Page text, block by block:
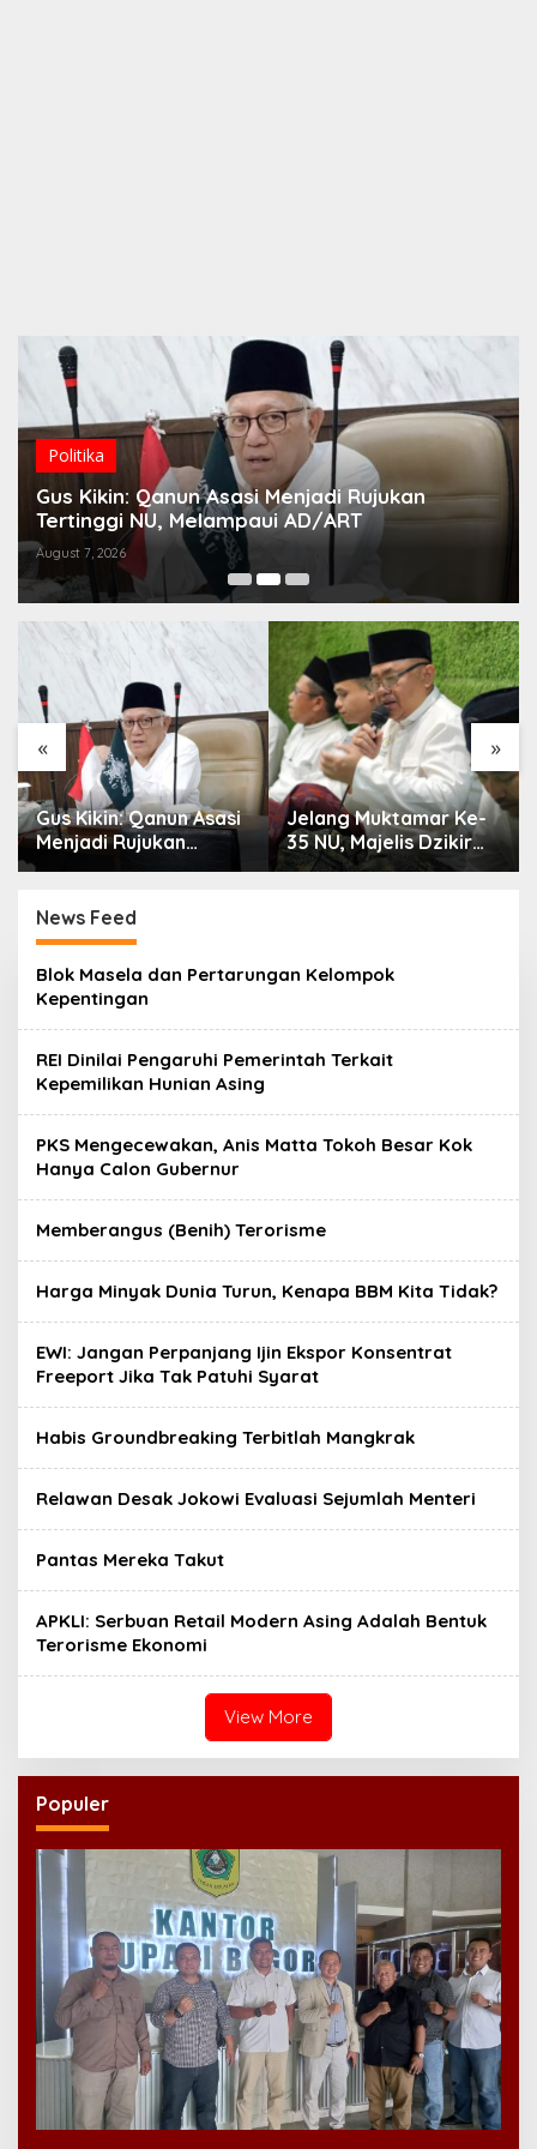
Politika
Gus Kikin: Qanun Asasi Menjadi Rujukan
Tertinggi NU, Melampaui AD/ART
August 7, 2026
« »
Gus Kikin: Qanun Asasi
Menjadi Rujukan
Tertinggi NU,
Jelang Muktamar Ke-
35 NU, Majelis Dzikir
Al-Yasmin Gelar Doa
News Feed
C
A
K
R
A
W
A
A
Blok Masela dan Pertarungan Kelompok
Kepentingan
REI Dinilai Pengaruhi Pemerintah Terkait
Kepemilikan Hunian Asing
PKS Mengecewakan, Anis Matta Tokoh Besar Kok
Hanya Calon Gubernur
Memberangus (Benih) Terorisme
Harga Minyak Dunia Turun, Kenapa BBM Kita Tidak?
EWI: Jangan Perpanjang Ijin Ekspor Konsentrat
Freeport Jika Tak Patuhi Syarat
Habis Groundbreaking Terbitlah Mangkrak
Relawan Desak Jokowi Evaluasi Sejumlah Menteri
Pantas Mereka Takut
APKLI: Serbuan Retail Modern Asing Adalah Bentuk
Terorisme Ekonomi
View More
Populer